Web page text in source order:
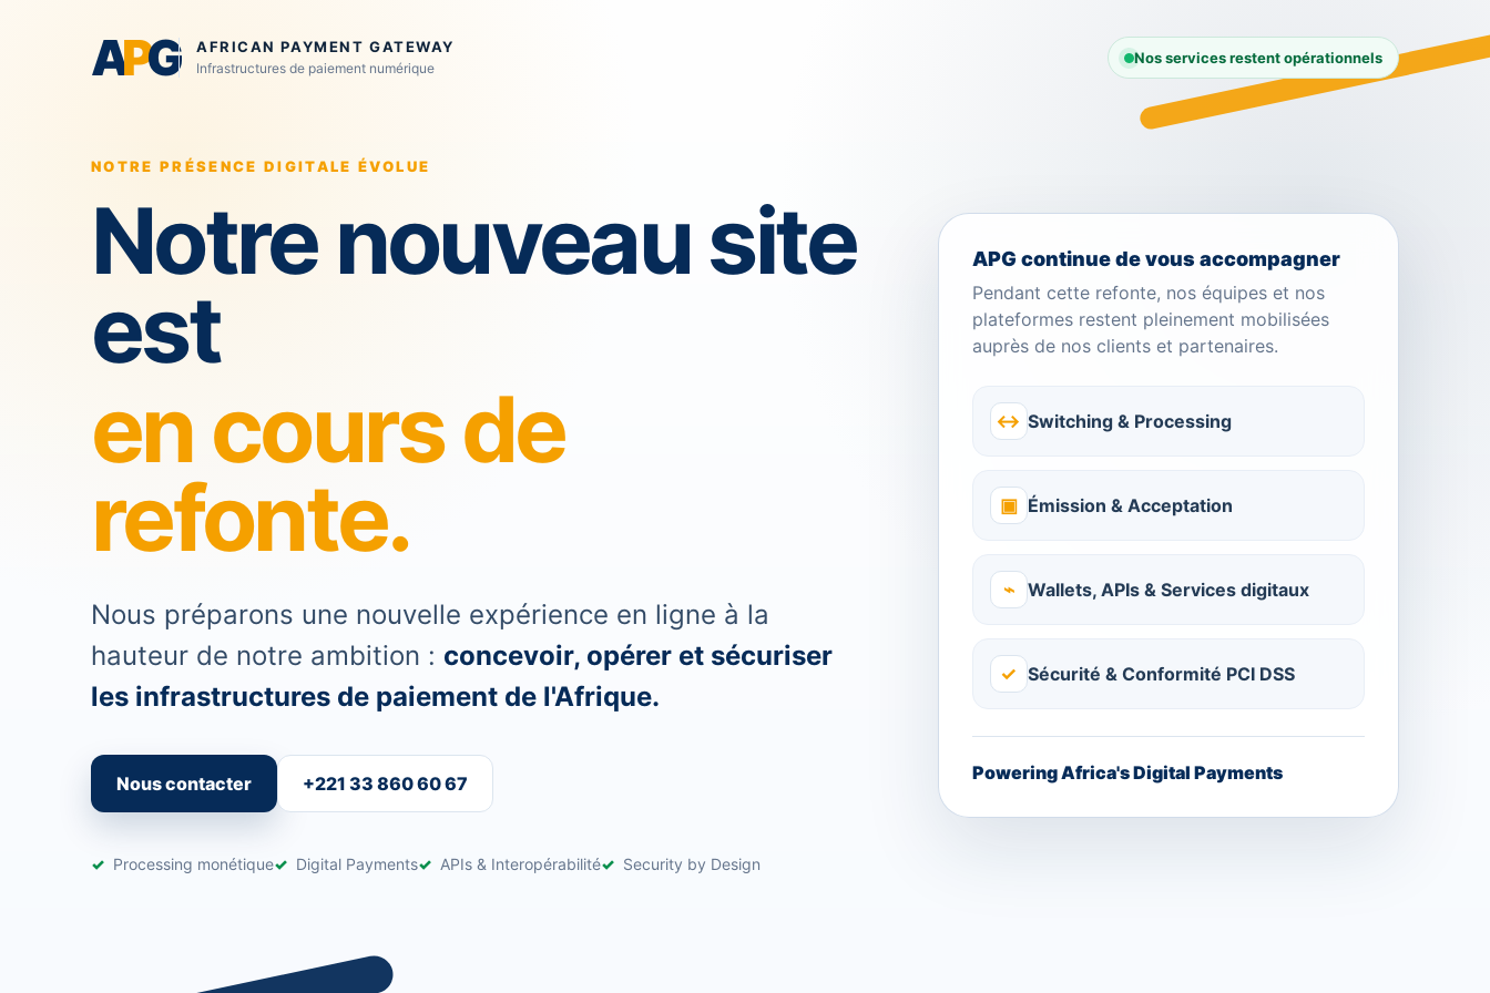
APG AFRICAN PAYMENT GATEWAY
Infrastructures de paiement numérique
Nos services restent opérationnels
NOTRE PRÉSENCE DIGITALE ÉVOLUE
Notre nouveau site
est
en cours de
refonte.
Nous préparons une nouvelle expérience en ligne à la
hauteur de notre ambition : concevoir, opérer et sécuriser
les infrastructures de paiement de l'Afrique.
Nous contacter +221 33 860 60 67
Processing monétique Digital Payments APIs & Interopérabilité Security by Design
APG continue de vous accompagner
Pendant cette refonte, nos équipes et nos
plateformes restent pleinement mobilisées
auprès de nos clients et partenaires.
↔ Switching & Processing
▣ Émission & Acceptation
⌁ Wallets, APIs & Services digitaux
✓ Sécurité & Conformité PCI DSS
Powering Africa's Digital Payments